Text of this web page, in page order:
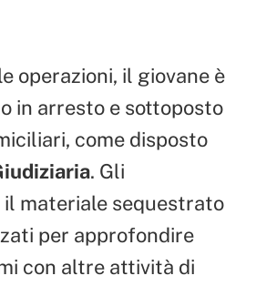
operazioni, il giovane è
in arresto e sottoposto
come disposto
. Gli
materiale sequestrato
per approfondire
con altre attività di